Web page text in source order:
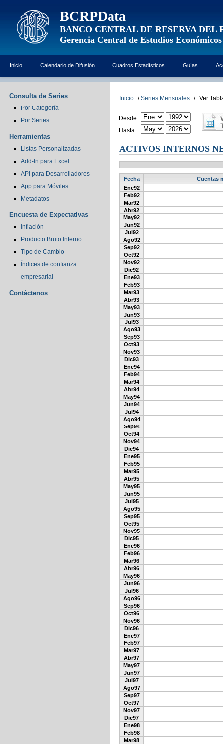
BCRPData
BANCO CENTRAL DE RESERVA DEL
Gerencia Central de Estudios Económicos
Inicio Calendario de Difusión Cuadros Estadísticos Guías
Consulta de Series
Por Categoría
Por Series
Herramientas
Listas Personalizadas
Add-In para Excel
API para Desarrolladores
App para Móviles
Metadatos
Encuesta de Expectativas
Inflación
Producto Bruto Interno
Tipo de Cambio
Índices de confianza
empresarial
Contáctenos
Inicio / Series Mensuales / Ver
Desde:
Hasta:
ACTIVOS INTERNOS
Fecha
Cuentas
Ene92
Feb92
Mar92
Abr92
May92
Jun92
Jul92
Ago92
Sep92
Oct92
Nov92
Dic92
Ene93
Feb93
Mar93
Abr93
May93
Jun93
Jul93
Ago93
Sep93
Oct93
Nov93
Dic93
Ene94
Feb94
Mar94
Abr94
May94
Jun94
Jul94
Ago94
Sep94
Oct94
Nov94
Dic94
Ene95
Feb95
Mar95
Abr95
May95
Jun95
Jul95
Ago95
Sep95
Oct95
Nov95
Dic95
Ene96
Feb96
Mar96
Abr96
May96
Jun96
Jul96
Ago96
Sep96
Oct96
Nov96
Dic96
Ene97
Feb97
Mar97
Abr97
May97
Jun97
Jul97
Ago97
Sep97
Oct97
Nov97
Dic97
Ene98
Feb98
Mar98